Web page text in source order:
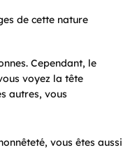
de cette nature
Cependant, le
voyez la tête
autres, vous
vous êtes aussi